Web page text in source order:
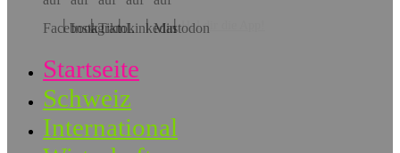
Hol dir die App!
Startseite
Schweiz
International